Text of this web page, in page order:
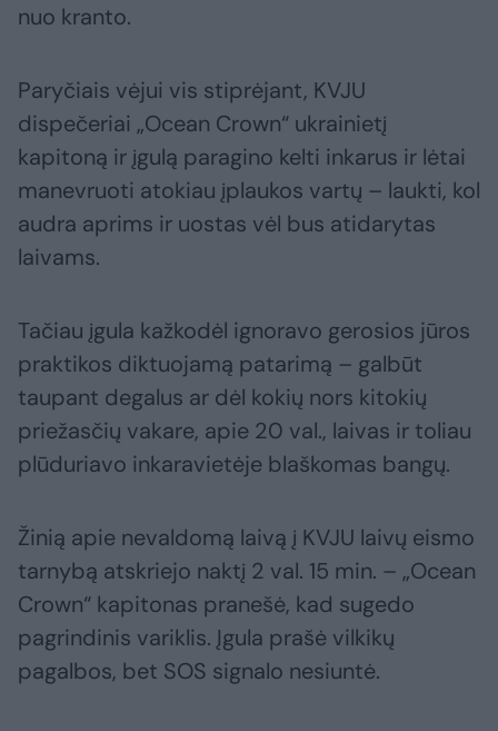
nuo kranto.
Paryčiais vėjui vis stiprėjant, KVJU
dispečeriai „Ocean Crown“ ukrainietį
kapitoną ir įgulą paragino kelti inkarus ir lėtai
manevruoti atokiau įplaukos vartų – laukti, kol
audra aprims ir uostas vėl bus atidarytas
laivams.
Tačiau įgula kažkodėl ignoravo gerosios jūros
praktikos diktuojamą patarimą – galbūt
taupant degalus ar dėl kokių nors kitokių
priežasčių vakare, apie 20 val., laivas ir toliau
plūduriavo inkaravietėje blaškomas bangų.
Žinią apie nevaldomą laivą į KVJU laivų eismo
tarnybą atskriejo naktį 2 val. 15 min. – „Ocean
Crown“ kapitonas pranešė, kad sugedo
pagrindinis variklis. Įgula prašė vilkikų
pagalbos, bet SOS signalo nesiuntė.